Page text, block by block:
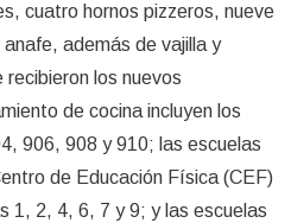
cuatro hornos pizzeros, nueve
además de vajilla y
los nuevos
de cocina incluyen los
906, 908 y 910; las escuelas
de Educación Física (CEF)
1, 2, 4, 6, 7 y 9; y las escuelas